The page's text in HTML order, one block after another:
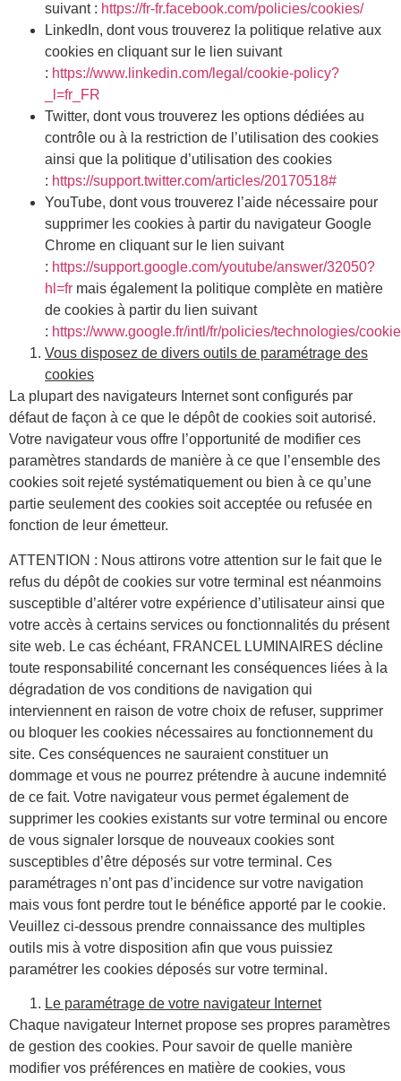
suivant : https://fr-fr.facebook.com/policies/cookies/
LinkedIn, dont vous trouverez la politique relative aux
cookies en cliquant sur le lien suivant
: https://www.linkedin.com/legal/cookie-policy?
_l=fr_FR
Twitter, dont vous trouverez les options dédiées au
contrôle ou à la restriction de l’utilisation des cookies
ainsi que la politique d’utilisation des cookies
: https://support.twitter.com/articles/20170518#
YouTube, dont vous trouverez l’aide nécessaire pour
supprimer les cookies à partir du navigateur Google
Chrome en cliquant sur le lien suivant
: https://support.google.com/youtube/answer/32050?
hl=fr mais également la politique complète en matière
de cookies à partir du lien suivant
: https://www.google.fr/intl/fr/policies/technologies/
Vous disposez de divers outils de paramétrage des
cookies
La plupart des navigateurs Internet sont configurés par
défaut de façon à ce que le dépôt de cookies soit autorisé.
Votre navigateur vous offre l’opportunité de modifier ces
paramètres standards de manière à ce que l’ensemble des
cookies soit rejeté systématiquement ou bien à ce qu’une
partie seulement des cookies soit acceptée ou refusée en
fonction de leur émetteur.
ATTENTION : Nous attirons votre attention sur le fait que le
refus du dépôt de cookies sur votre terminal est néanmoins
susceptible d’altérer votre expérience d’utilisateur ainsi que
votre accès à certains services ou fonctionnalités du présent
site web. Le cas échéant, FRANCEL LUMINAIRES décline
toute responsabilité concernant les conséquences liées à la
dégradation de vos conditions de navigation qui
interviennent en raison de votre choix de refuser, supprimer
ou bloquer les cookies nécessaires au fonctionnement du
site. Ces conséquences ne sauraient constituer un
dommage et vous ne pourrez prétendre à aucune indemnité
de ce fait. Votre navigateur vous permet également de
supprimer les cookies existants sur votre terminal ou encore
de vous signaler lorsque de nouveaux cookies sont
susceptibles d’être déposés sur votre terminal. Ces
paramétrages n’ont pas d’incidence sur votre navigation
mais vous font perdre tout le bénéfice apporté par le cookie.
Veuillez ci-dessous prendre connaissance des multiples
outils mis à votre disposition afin que vous puissiez
paramétrer les cookies déposés sur votre terminal.
Le paramétrage de votre navigateur Internet
Chaque navigateur Internet propose ses propres paramètres
de gestion des cookies. Pour savoir de quelle manière
modifier vos préférences en matière de cookies, vous